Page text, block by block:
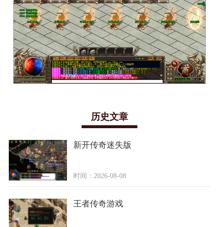
历史文章
新开传奇迷失版
时间：2026-08-08
王者传奇游戏